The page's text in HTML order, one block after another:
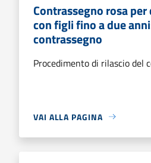
Contrassegno rosa
con figli fino a due
contrassegno
Procedimento di rilascio del
VAI ALLA PAGINA